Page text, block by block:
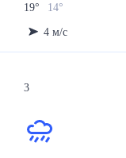
19° 14°
4 м/с
3